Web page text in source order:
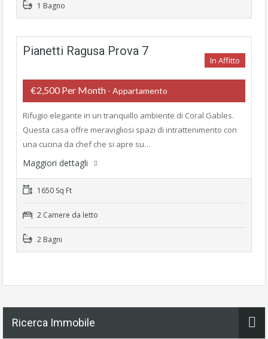
1 Bagno
Pianetti Ragusa Prova 7
In Affitto
€2,500 Per Month - Appartamento
Rifugio elegante in un tranquillo ambiente di Coral Gables.
Questa casa offre meravigliosi spazi di intrattenimento con
una cucina da chef che si apre su…
Maggiori dettagli
1650 Sq Ft
2 Camere da letto
2 Bagni
Ricerca Immobile